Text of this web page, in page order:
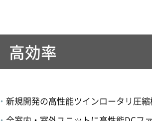
高効率
新規開発の高性能ツインロータリ圧縮